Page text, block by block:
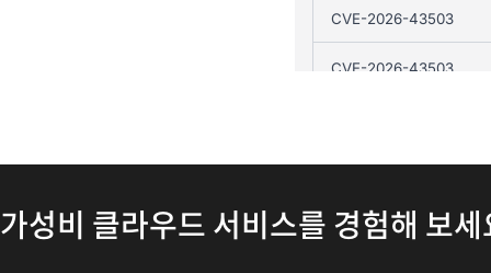
가성비 클라우드 서비스를 경험해 보